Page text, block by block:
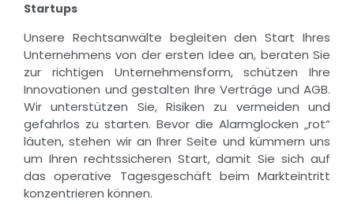
Startups
Unsere Rechtsanwälte begleiten den Start Ihres
Unternehmens von der ersten Idee an, beraten Sie
zur richtigen Unternehmensform, schützen Ihre
Innovationen und gestalten Ihre Verträge und AGB.
Wir unterstützen Sie, Risiken zu vermeiden und
gefahrlos zu starten. Bevor die Alarmglocken „rot“
läuten, stehen wir an Ihrer Seite und kümmern uns
um Ihren rechtssicheren Start, damit Sie sich auf
das operative Tagesgeschäft beim Markteintritt
konzentrieren können.